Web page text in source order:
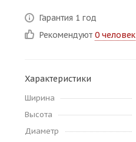
Гарантия 1 год
Рекомендуют 0 человек
Характеристики
Ширина
Высота
Диаметр